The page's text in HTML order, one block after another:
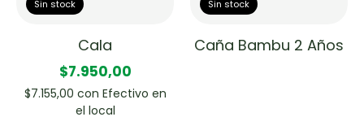
Sin stock
Cala
$7.950,00
$7.155,00 con Efectivo en
el local
Sin stock
Caña Bambu 2 Años